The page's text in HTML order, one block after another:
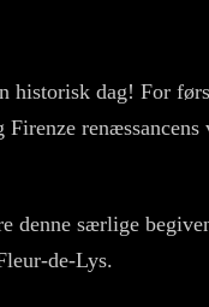
historisk dag! For
Firenze
denne særlige
de-Lys.